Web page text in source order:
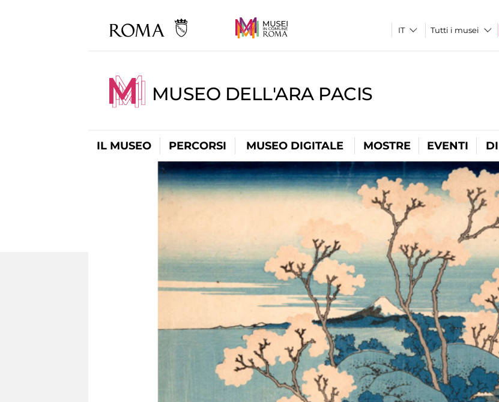
Tutti i musei
MUSEO DELL'ARA PACIS
IL MUSEO PERCORSI MUSEO DIGITALE MOSTRE EVENTI